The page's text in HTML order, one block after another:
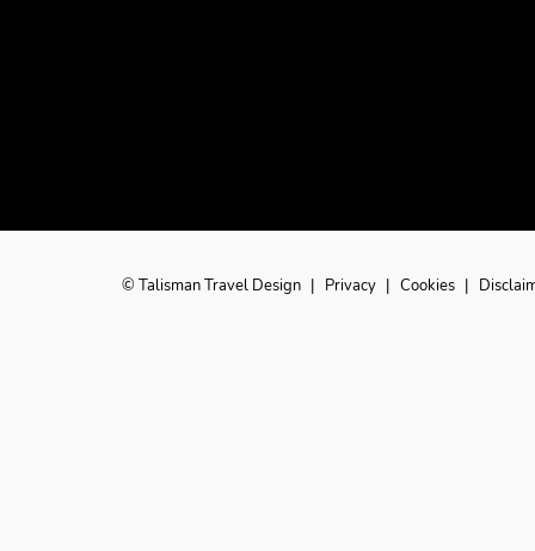
© Talisman Travel Design | Privacy | Cookies |